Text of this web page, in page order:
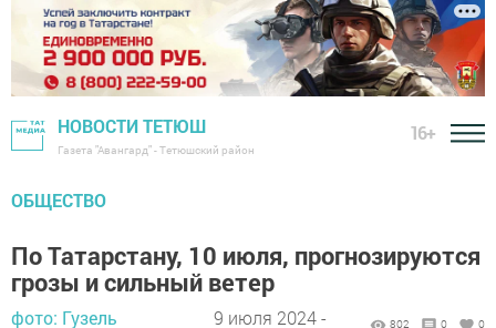
НОВОСТИ ТЕТЮШ
Газета "Авангард" - Тетюшский район
16+
ОБЩЕСТВО
По Татарстану, 10 июля, прогнозируются
грозы и сильный ветер
фото: Гузель
9 июля 2024 -
802 0 0